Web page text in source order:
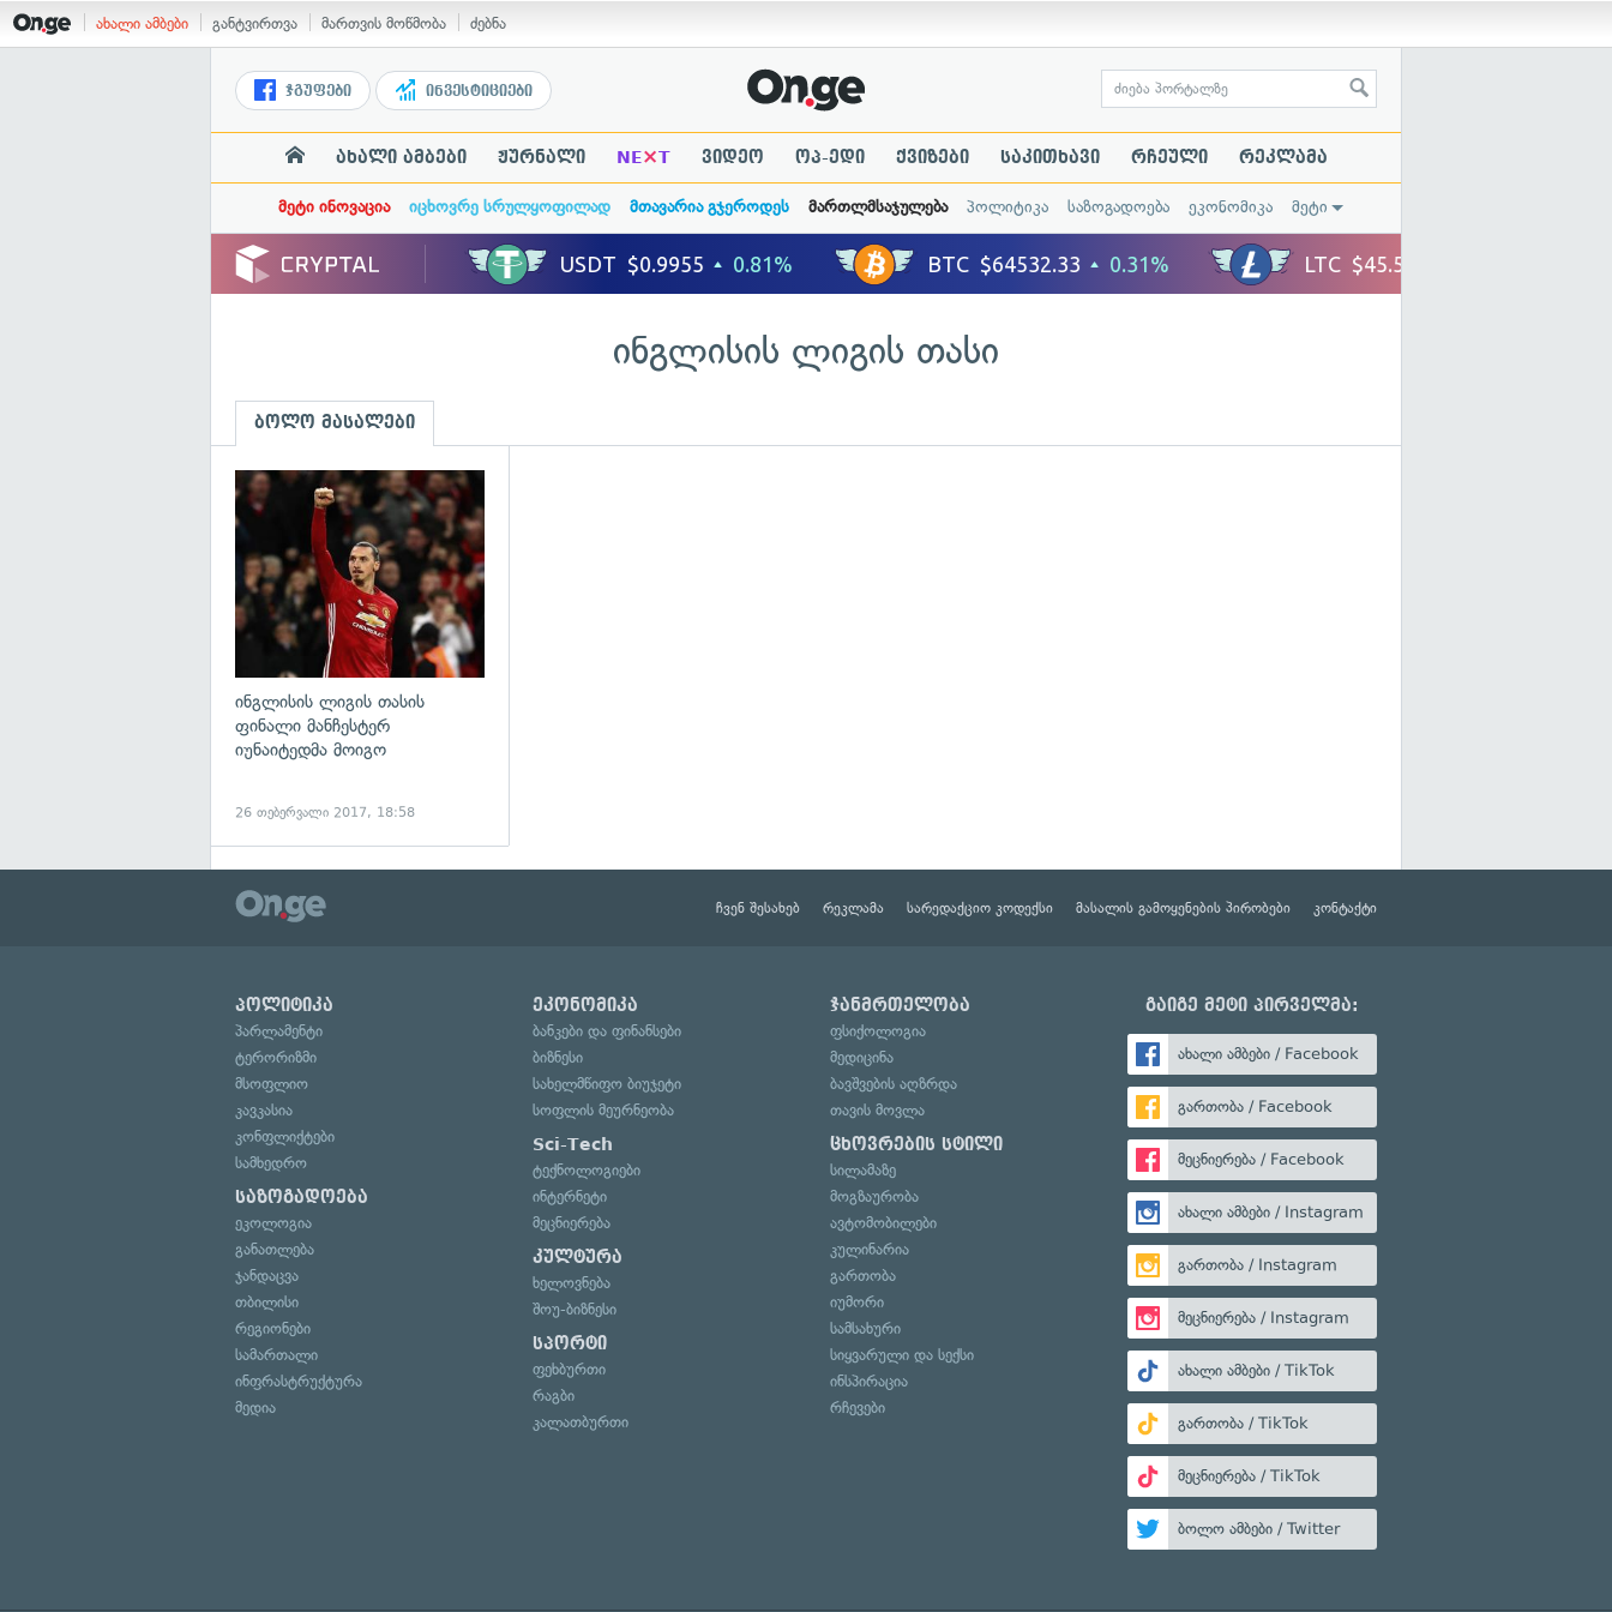
ახალი ამბები განტვირთვა მართვის მოწმობა ძებნა
ჯგუფები ინვესტიციები
ახალი ამბები ჟურნალი NE×T ვიდეო ოპ-ედი ქვიზები საკითხავი რჩეული რეკლამა
მეტი ინოვაცია იცხოვრე სრულყოფილად მთავარია გჯეროდეს მართლმსაჯულება პოლიტიკა საზოგადოება ეკონომიკა მეტი
ინგლისის ლიგის თასი
ბოლო მასალები
ინგლისის ლიგის თასის
ფინალი მანჩესტერ
იუნაიტედმა მოიგო
26 თებერვალი 2017, 18:58
ჩვენ შესახებ რეკლამა სარედაქციო კოდექსი მასალის გამოყენების პირობები კონტაქტი
პოლიტიკა
პარლამენტი
ტერორიზმი
მსოფლიო
კავკასია
კონფლიქტები
სამხედრო
საზოგადოება
ეკოლოგია
განათლება
ჯანდაცვა
თბილისი
რეგიონები
სამართალი
ინფრასტრუქტურა
მედია
ეკონომიკა
ბანკები და ფინანსები
ბიზნესი
სახელმწიფო ბიუჯეტი
სოფლის მეურნეობა
Sci-Tech
ტექნოლოგიები
ინტერნეტი
მეცნიერება
კულტურა
ხელოვნება
შოუ-ბიზნესი
სპორტი
ფეხბურთი
რაგბი
კალათბურთი
ჯანმრთელობა
ფსიქოლოგია
მედიცინა
ბავშვების აღზრდა
თავის მოვლა
ცხოვრების სტილი
სილამაზე
მოგზაურობა
ავტომობილები
კულინარია
გართობა
იუმორი
სამსახური
სიყვარული და სექსი
ინსპირაცია
რჩევები
გაიგე მეტი პირველმა:
ახალი ამბები / Facebook
გართობა / Facebook
მეცნიერება / Facebook
ახალი ამბები / Instagram
გართობა / Instagram
მეცნიერება / Instagram
ახალი ამბები / TikTok
გართობა / TikTok
მეცნიერება / TikTok
ბოლო ამბები / Twitter